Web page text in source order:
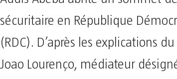
sécuritaire en République
(RDC). D’après les explications
Joao Lourenço, médiateur